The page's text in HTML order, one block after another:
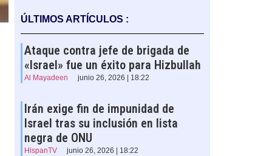
ÚLTIMOS ARTÍCULOS :
Ataque contra jefe de brigada de
«Israel» fue un éxito para Hizbullah
Al Mayadeen junio 26, 2026 | 18:22
Irán exige fin de impunidad de
Israel tras su inclusión en lista
negra de ONU
HispanTV junio 26, 2026 | 18:22